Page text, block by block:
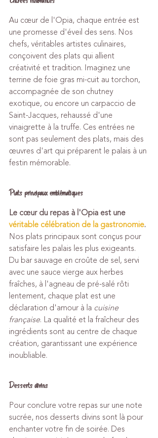
Au cœur de l'Opia, chaque entrée est
une promesse d'éveil des sens. Nos
chefs, véritables artistes culinaires,
conçoivent des plats qui allient
créativité et tradition. Imaginez une
terrine de foie gras mi-cuit au torchon,
accompagnée de son chutney
exotique, ou encore un carpaccio de
Saint-Jacques, rehaussé d'une
vinaigrette à la truffe. Ces entrées ne
sont pas seulement des plats, mais des
œuvres d'art qui préparent le palais à un
festin mémorable.
Plats principaux emblématiques
Le cœur du repas à l'Opia est une
véritable célébration de la gastronomie.
Nos plats principaux sont conçus pour
satisfaire les palais les plus exigeants.
Du bar sauvage en croûte de sel, servi
avec une sauce vierge aux herbes
fraîches, à l'agneau de pré-salé rôti
lentement, chaque plat est une
déclaration d'amour à la cuisine
française. La qualité et la fraîcheur des
ingrédients sont au centre de chaque
création, garantissant une expérience
inoubliable.
Desserts divins
Pour conclure votre repas sur une note
sucrée, nos desserts divins sont là pour
enchanter votre fin de soirée. Des